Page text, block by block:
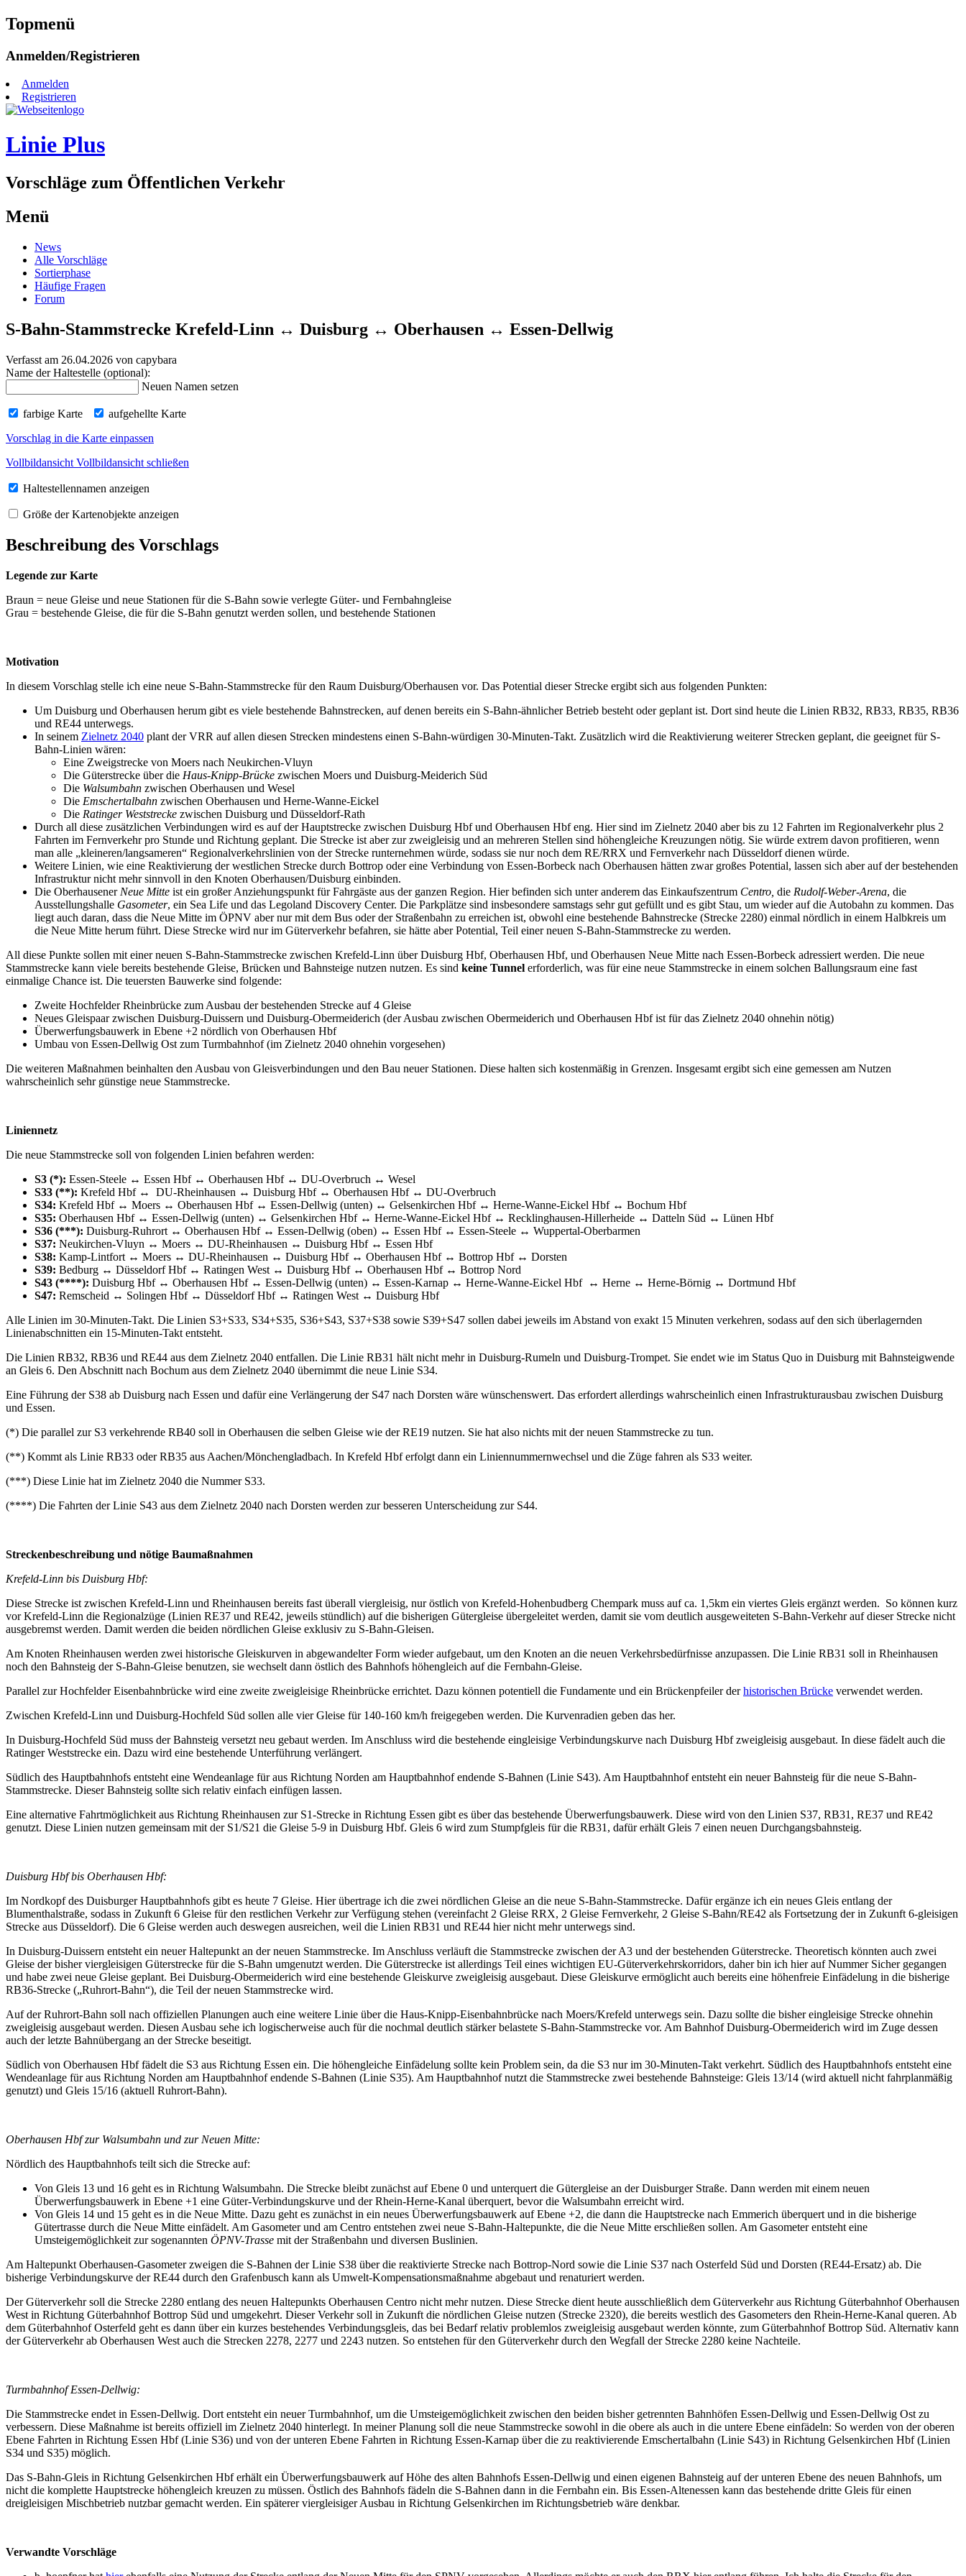
Topmenü
Zum
springen
Anmelden/Registrieren
Anmelden
Registrieren
Linie Plus
Vorschläge zum Öffentlichen Verkehr
Menü
Zum
Inhalt
springen
News
Alle Vorschläge
Sortierphase
Häufige Fragen
Forum
S-Bahn-Stammstrecke Krefeld-Linn ↔ Duisburg ↔ Oberhausen ↔ Essen-Dellwig
Verfasst am 26.04.2026 von capybara
Name der Haltestelle (optional):
Neuen Namen setzen
farbige Karte
aufgehellte Karte
Vorschlag in die Karte einpassen
Vollbildansicht Vollbildansicht schließen
Haltestellennamen anzeigen
Größe der Kartenobjekte anzeigen
Beschreibung des Vorschlags
Legende zur Karte
Braun = neue Gleise und neue Stationen für die S-Bahn sowie verlegte Güter- und Fernbahngleise
Grau = bestehende Gleise, die für die S-Bahn genutzt werden sollen, und bestehende Stationen
Motivation
In diesem Vorschlag stelle ich eine neue S-Bahn-Stammstrecke für den Raum Duisburg/Oberhausen vor. Das Potential dieser Strecke ergibt sich aus folgenden Punkten:
Um Duisburg und Oberhausen herum gibt es viele bestehende Bahnstrecken, auf denen bereits ein S-Bahn-ähnlicher Betrieb besteht oder geplant ist. Dort sind heute die Linien RB32, RB33, RB35, RB36
und RE44 unterwegs.
In seinem Zielnetz 2040 plant der VRR auf allen diesen Strecken mindestens einen S-Bahn-würdigen 30-Minuten-Takt. Zusätzlich wird die Reaktivierung weiterer Strecken geplant, die geeignet für S-
Bahn-Linien wären:
Eine Zweigstrecke von Moers nach Neukirchen-Vluyn
Die Güterstrecke über die Haus-Knipp-Brücke zwischen Moers und Duisburg-Meiderich Süd
Die Walsumbahn zwischen Oberhausen und Wesel
Die Emschertalbahn zwischen Oberhausen und Herne-Wanne-Eickel
Die Ratinger Weststrecke zwischen Duisburg und Düsseldorf-Rath
Durch all diese zusätzlichen Verbindungen wird es auf der Hauptstrecke zwischen Duisburg Hbf und Oberhausen Hbf eng. Hier sind im Zielnetz 2040 aber bis zu 12 Fahrten im Regionalverkehr plus 2
Fahrten im Fernverkehr pro Stunde und Richtung geplant. Die Strecke ist aber zur zweigleisig und an mehreren Stellen sind höhengleiche Kreuzungen nötig. Sie würde extrem davon profitieren, wenn
man alle „kleineren/langsameren“ Regionalverkehrslinien von der Strecke runternehmen würde, sodass sie nur noch dem RE/RRX und Fernverkehr nach Düsseldorf dienen würde.
Weitere Linien, wie eine Reaktivierung der westlichen Strecke durch Bottrop oder eine Verbindung von Essen-Borbeck nach Oberhausen hätten zwar großes Potential, lassen sich aber auf der bestehenden
Infrastruktur nicht mehr sinnvoll in den Knoten Oberhausen/Duisburg einbinden.
Die Oberhausener Neue Mitte ist ein großer Anziehungspunkt für Fahrgäste aus der ganzen Region. Hier befinden sich unter anderem das Einkaufszentrum Centro, die Rudolf-Weber-Arena, die
Ausstellungshalle Gasometer, ein Sea Life und das Legoland Discovery Center. Die Parkplätze sind insbesondere samstags sehr gut gefüllt und es gibt Stau, um wieder auf die Autobahn zu kommen. Das
liegt auch daran, dass die Neue Mitte im ÖPNV aber nur mit dem Bus oder der Straßenbahn zu erreichen ist, obwohl eine bestehende Bahnstrecke (Strecke 2280) einmal nördlich in einem Halbkreis um
die Neue Mitte herum führt. Diese Strecke wird nur im Güterverkehr befahren, sie hätte aber Potential, Teil einer neuen S-Bahn-Stammstrecke zu werden.
All diese Punkte sollen mit einer neuen S-Bahn-Stammstrecke zwischen Krefeld-Linn über Duisburg Hbf, Oberhausen Hbf, und Oberhausen Neue Mitte nach Essen-Borbeck adressiert werden. Die neue
Stammstrecke kann viele bereits bestehende Gleise, Brücken und Bahnsteige nutzen nutzen. Es sind keine Tunnel erforderlich, was für eine neue Stammstrecke in einem solchen Ballungsraum eine fast
einmalige Chance ist. Die teuersten Bauwerke sind folgende:
Zweite Hochfelder Rheinbrücke zum Ausbau der bestehenden Strecke auf 4 Gleise
Neues Gleispaar zwischen Duisburg-Duissern und Duisburg-Obermeiderich (der Ausbau zwischen Obermeiderich und Oberhausen Hbf ist für das Zielnetz 2040 ohnehin nötig)
Überwerfungsbauwerk in Ebene +2 nördlich von Oberhausen Hbf
Umbau von Essen-Dellwig Ost zum Turmbahnhof (im Zielnetz 2040 ohnehin vorgesehen)
Die weiteren Maßnahmen beinhalten den Ausbau von Gleisverbindungen und den Bau neuer Stationen. Diese halten sich kostenmäßig in Grenzen. Insgesamt ergibt sich eine gemessen am Nutzen
wahrscheinlich sehr günstige neue Stammstrecke.
Liniennetz
Die neue Stammstrecke soll von folgenden Linien befahren werden:
S3 (*): Essen-Steele ↔ Essen Hbf ↔ Oberhausen Hbf ↔ DU-Overbruch ↔ Wesel
S33 (**): Krefeld Hbf ↔ DU-Rheinhausen ↔ Duisburg Hbf ↔ Oberhausen Hbf ↔ DU-Overbruch
S34: Krefeld Hbf ↔ Moers ↔ Oberhausen Hbf ↔ Essen-Dellwig (unten) ↔ Gelsenkirchen Hbf ↔ Herne-Wanne-Eickel Hbf ↔ Bochum Hbf
S35: Oberhausen Hbf ↔ Essen-Dellwig (unten) ↔ Gelsenkirchen Hbf ↔ Herne-Wanne-Eickel Hbf ↔ Recklinghausen-Hillerheide ↔ Datteln Süd ↔ Lünen Hbf
S36 (***): Duisburg-Ruhrort ↔ Oberhausen Hbf ↔ Essen-Dellwig (oben) ↔ Essen Hbf ↔ Essen-Steele ↔ Wuppertal-Oberbarmen
S37: Neukirchen-Vluyn ↔ Moers ↔ DU-Rheinhausen ↔ Duisburg Hbf ↔ Essen Hbf
S38: Kamp-Lintfort ↔ Moers ↔ DU-Rheinhausen ↔ Duisburg Hbf ↔ Oberhausen Hbf ↔ Bottrop Hbf ↔ Dorsten
S39: Bedburg ↔ Düsseldorf Hbf ↔ Ratingen West ↔ Duisburg Hbf ↔ Oberhausen Hbf ↔ Bottrop Nord
S43 (****): Duisburg Hbf ↔ Oberhausen Hbf ↔ Essen-Dellwig (unten) ↔ Essen-Karnap ↔ Herne-Wanne-Eickel Hbf ↔ Herne ↔ Herne-Börnig ↔ Dortmund Hbf
S47: Remscheid ↔ Solingen Hbf ↔ Düsseldorf Hbf ↔ Ratingen West ↔ Duisburg Hbf
Alle Linien im 30-Minuten-Takt. Die Linien S3+S33, S34+S35, S36+S43, S37+S38 sowie S39+S47 sollen dabei jeweils im Abstand von exakt 15 Minuten verkehren, sodass auf den sich überlagernden
Linienabschnitten ein 15-Minuten-Takt entsteht.
Die Linien RB32, RB36 und RE44 aus dem Zielnetz 2040 entfallen. Die Linie RB31 hält nicht mehr in Duisburg-Rumeln und Duisburg-Trompet. Sie endet wie im Status Quo in Duisburg mit Bahnsteigwende
an Gleis 6. Den Abschnitt nach Bochum aus dem Zielnetz 2040 übernimmt die neue Linie S34.
Eine Führung der S38 ab Duisburg nach Essen und dafür eine Verlängerung der S47 nach Dorsten wäre wünschenswert. Das erfordert allerdings wahrscheinlich einen Infrastrukturausbau zwischen Duisburg
und Essen.
(*) Die parallel zur S3 verkehrende RB40 soll in Oberhausen die selben Gleise wie der RE19 nutzen. Sie hat also nichts mit der neuen Stammstrecke zu tun.
(**) Kommt als Linie RB33 oder RB35 aus Aachen/Mönchengladbach. In Krefeld Hbf erfolgt dann ein Liniennummernwechsel und die Züge fahren als S33 weiter.
(***) Diese Linie hat im Zielnetz 2040 die Nummer S33.
(****) Die Fahrten der Linie S43 aus dem Zielnetz 2040 nach Dorsten werden zur besseren Unterscheidung zur S44.
Streckenbeschreibung und nötige Baumaßnahmen
Krefeld-Linn bis Duisburg Hbf:
Diese Strecke ist zwischen Krefeld-Linn und Rheinhausen bereits fast überall viergleisig, nur östlich von Krefeld-Hohenbudberg Chempark muss auf ca. 1,5km ein viertes Gleis ergänzt werden. So können kurz
vor Krefeld-Linn die Regionalzüge (Linien RE37 und RE42, jeweils stündlich) auf die bisherigen Gütergleise übergeleitet werden, damit sie vom deutlich ausgeweiteten S-Bahn-Verkehr auf dieser Strecke nicht
ausgebremst werden. Damit werden die beiden nördlichen Gleise exklusiv zu S-Bahn-Gleisen.
Am Knoten Rheinhausen werden zwei historische Gleiskurven in abgewandelter Form wieder aufgebaut, um den Knoten an die neuen Verkehrsbedürfnisse anzupassen. Die Linie RB31 soll in Rheinhausen
noch den Bahnsteig der S-Bahn-Gleise benutzen, sie wechselt dann östlich des Bahnhofs höhengleich auf die Fernbahn-Gleise.
Parallel zur Hochfelder Eisenbahnbrücke wird eine zweite zweigleisige Rheinbrücke errichtet. Dazu können potentiell die Fundamente und ein Brückenpfeiler derhistorischen Brücke verwendet werden.
Zwischen Krefeld-Linn und Duisburg-Hochfeld Süd sollen alle vier Gleise für 140-160 km/h freigegeben werden. Die Kurvenradien geben das her.
In Duisburg-Hochfeld Süd muss der Bahnsteig versetzt neu gebaut werden. Im Anschluss wird die bestehende eingleisige Verbindungskurve nach Duisburg Hbf zweigleisig ausgebaut. In diese fädelt auch die
Ratinger Weststrecke ein. Dazu wird eine bestehende Unterführung verlängert.
Südlich des Hauptbahnhofs entsteht eine Wendeanlage für aus Richtung Norden am Hauptbahnhof endende S-Bahnen (Linie S43). Am Hauptbahnhof entsteht ein neuer Bahnsteig für die neue S-Bahn-
Stammstrecke. Dieser Bahnsteig sollte sich relativ einfach einfügen lassen.
Eine alternative Fahrtmöglichkeit aus Richtung Rheinhausen zur S1-Strecke in Richtung Essen gibt es über das bestehende Überwerfungsbauwerk. Diese wird von den Linien S37, RB31, RE37 und RE42
genutzt. Diese Linien nutzen gemeinsam mit der S1/S21 die Gleise 5-9 in Duisburg Hbf. Gleis 6 wird zum Stumpfgleis für die RB31, dafür erhält Gleis 7 einen neuen Durchgangsbahnsteig.
Duisburg Hbf bis Oberhausen Hbf:
Im Nordkopf des Duisburger Hauptbahnhofs gibt es heute 7 Gleise. Hier übertrage ich die zwei nördlichen Gleise an die neue S-Bahn-Stammstrecke. Dafür ergänze ich ein neues Gleis entlang der
Blumenthalstraße, sodass in Zukunft 6 Gleise für den restlichen Verkehr zur Verfügung stehen (vereinfacht 2 Gleise RRX, 2 Gleise Fernverkehr, 2 Gleise S-Bahn/RE42 als Fortsetzung der in Zukunft 6-gleisigen
Strecke aus Düsseldorf). Die 6 Gleise werden auch deswegen ausreichen, weil die Linien RB31 und RE44 hier nicht mehr unterwegs sind.
In Duisburg-Duissern entsteht ein neuer Haltepunkt an der neuen Stammstrecke. Im Anschluss verläuft die Stammstrecke zwischen der A3 und der bestehenden Güterstrecke. Theoretisch könnten auch zwei
Gleise der bisher viergleisigen Güterstrecke für die S-Bahn umgenutzt werden. Die Güterstrecke ist allerdings Teil eines wichtigen EU-Güterverkehrskorridors, daher bin ich hier auf Nummer Sicher gegangen
und habe zwei neue Gleise geplant. Bei Duisburg-Obermeiderich wird eine bestehende Gleiskurve zweigleisig ausgebaut. Diese Gleiskurve ermöglicht auch bereits eine höhenfreie Einfädelung in die bisherige
RB36-Strecke („Ruhrort-Bahn“), die Teil der neuen Stammstrecke wird.
Auf der Ruhrort-Bahn soll nach offiziellen Planungen auch eine weitere Linie über die Haus-Knipp-Eisenbahnbrücke nach Moers/Krefeld unterwegs sein. Dazu sollte die bisher eingleisige Strecke ohnehin
zweigleisig ausgebaut werden. Diesen Ausbau sehe ich logischerweise auch für die nochmal deutlich stärker belastete S-Bahn-Stammstrecke vor. Am Bahnhof Duisburg-Obermeiderich wird im Zuge dessen
auch der letzte Bahnübergang an der Strecke beseitigt.
Südlich von Oberhausen Hbf fädelt die S3 aus Richtung Essen ein. Die höhengleiche Einfädelung sollte kein Problem sein, da die S3 nur im 30-Minuten-Takt verkehrt. Südlich des Hauptbahnhofs entsteht eine
Wendeanlage für aus Richtung Norden am Hauptbahnhof endende S-Bahnen (Linie S35). Am Hauptbahnhof nutzt die Stammstrecke zwei bestehende Bahnsteige: Gleis 13/14 (wird aktuell nicht fahrplanmäßig
genutzt) und Gleis 15/16 (aktuell Ruhrort-Bahn).
Oberhausen Hbf zur Walsumbahn und zur Neuen Mitte:
Nördlich des Hauptbahnhofs teilt sich die Strecke auf:
Von Gleis 13 und 16 geht es in Richtung Walsumbahn. Die Strecke bleibt zunächst auf Ebene 0 und unterquert die Gütergleise an der Duisburger Straße. Dann werden mit einem neuen
Überwerfungsbauwerk in Ebene +1 eine Güter-Verbindungskurve und der Rhein-Herne-Kanal überquert, bevor die Walsumbahn erreicht wird.
Von Gleis 14 und 15 geht es in die Neue Mitte. Dazu geht es zunächst in ein neues Überwerfungsbauwerk auf Ebene +2, die dann die Hauptstrecke nach Emmerich überquert und in die bisherige
Gütertrasse durch die Neue Mitte einfädelt. Am Gasometer und am Centro entstehen zwei neue S-Bahn-Haltepunkte, die die Neue Mitte erschließen sollen. Am Gasometer entsteht eine
Umsteigemöglichkeit zur sogenannten ÖPNV-Trasse mit der Straßenbahn und diversen Buslinien.
Am Haltepunkt Oberhausen-Gasometer zweigen die S-Bahnen der Linie S38 über die reaktivierte Strecke nach Bottrop-Nord sowie die Linie S37 nach Osterfeld Süd und Dorsten (RE44-Ersatz) ab. Die
bisherige Verbindungskurve der RE44 durch den Grafenbusch kann als Umwelt-Kompensationsmaßnahme abgebaut und renaturiert werden.
Der Güterverkehr soll die Strecke 2280 entlang des neuen Haltepunkts Oberhausen Centro nicht mehr nutzen. Diese Strecke dient heute ausschließlich dem Güterverkehr aus Richtung Güterbahnhof Oberhausen
West in Richtung Güterbahnhof Bottrop Süd und umgekehrt. Dieser Verkehr soll in Zukunft die nördlichen Gleise nutzen (Strecke 2320), die bereits westlich des Gasometers den Rhein-Herne-Kanal queren. Ab
dem Güterbahnhof Osterfeld geht es dann über ein kurzes bestehendes Verbindungsgleis, das bei Bedarf relativ problemlos zweigleisig ausgebaut werden könnte, zum Güterbahnhof Bottrop Süd. Alternativ kann
der Güterverkehr ab Oberhausen West auch die Strecken 2278, 2277 und 2243 nutzen. So entstehen für den Güterverkehr durch den Wegfall der Strecke 2280 keine Nachteile.
Turmbahnhof Essen-Dellwig:
Die Stammstrecke endet in Essen-Dellwig. Dort entsteht ein neuer Turmbahnhof, um die Umsteigemöglichkeit zwischen den beiden bisher getrennten Bahnhöfen Essen-Dellwig und Essen-Dellwig Ost zu
verbessern. Diese Maßnahme ist bereits offiziell im Zielnetz 2040 hinterlegt. In meiner Planung soll die neue Stammstrecke sowohl in die obere als auch in die untere Ebene einfädeln: So werden von der oberen
Ebene Fahrten in Richtung Essen Hbf (Linie S36) und von der unteren Ebene Fahrten in Richtung Essen-Karnap über die zu reaktivierende Emschertalbahn (Linie S43) in Richtung Gelsenkirchen Hbf (Linien
S34 und S35) möglich.
Das S-Bahn-Gleis in Richtung Gelsenkirchen Hbf erhält ein Überwerfungsbauwerk auf Höhe des alten Bahnhofs Essen-Dellwig und einen eigenen Bahnsteig auf der unteren Ebene des neuen Bahnhofs, um
nicht die komplette Hauptstrecke höhengleich kreuzen zu müssen. Östlich des Bahnhofs fädeln die S-Bahnen dann in die Fernbahn ein. Bis Essen-Altenessen kann das bestehende dritte Gleis für einen
dreigleisigen Mischbetrieb nutzbar gemacht werden. Ein späterer viergleisiger Ausbau in Richtung Gelsenkirchen im Richtungsbetrieb wäre denkbar.
Verwandte Vorschläge